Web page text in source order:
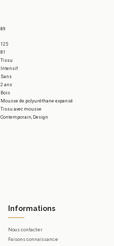
89
125
81
Tissu
Intensif
Sans
2 ans
Bois
Mousse de polyuréthane expansé
Tissu avec mousse
Contemporain, Design
Informations
Nous contacter
Faisons connaissance